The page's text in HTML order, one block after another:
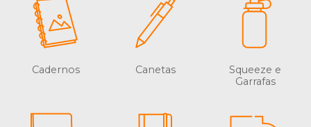
Cadernos Canetas
Squeeze e
Garrafas